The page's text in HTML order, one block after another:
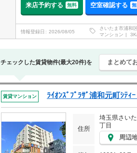
来店予約する 無料 空室確認する
情報登録日 2026/08/05
さいたま市浦和区
マンション
チェックした賃貸物件(最大20件)を まとめて
賃貸マンション ﾗｲｵﾝｽﾞﾌﾟﾗｻﾞ浦和元町ｼﾃｨｰ
住所
埼玉県さい
丁目
周辺